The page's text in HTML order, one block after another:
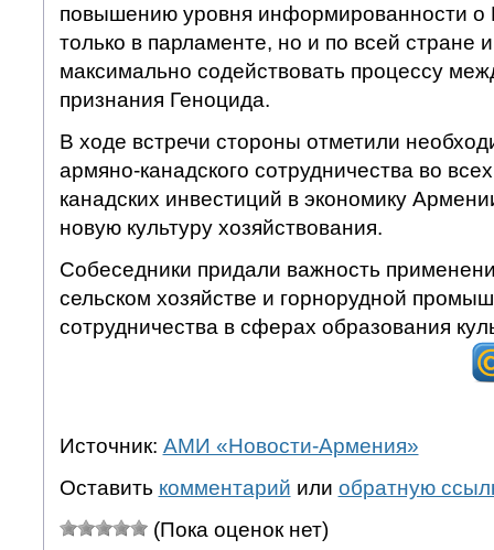
повышению уровня информированности о
только в парламенте, но и по всей стране
максимально содействовать процессу
признания Геноцида.
В ходе встречи стороны отметили
армяно-канадского сотрудничества во
канадских инвестиций в экономику
новую культуру хозяйствования.
Собеседники придали важность
сельском хозяйстве и горнорудной
сотрудничества в сферах образования
Источник: АМИ «Новости-Армения»
Оставить комментарий или обратную
(Пока оценок нет)